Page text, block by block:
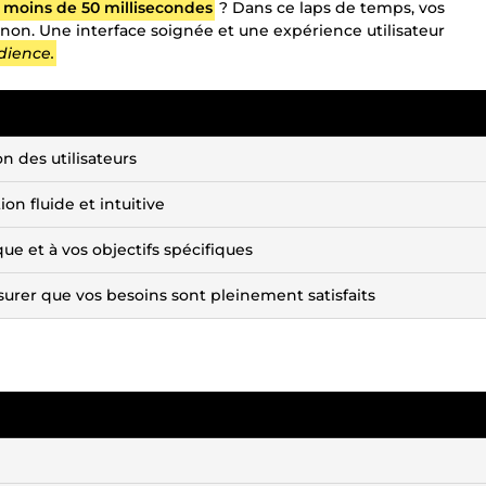
de 50 millisecondes ? Dans ce laps de temps, vos
Une interface soignée et une expérience utilisateur
des utilisateurs
fluide et intuitive
et à vos objectifs spécifiques
que vos besoins sont pleinement satisfaits